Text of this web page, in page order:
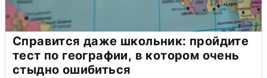
Справится даже школьник: пройдите
тест по географии, в котором очень
стыдно ошибиться